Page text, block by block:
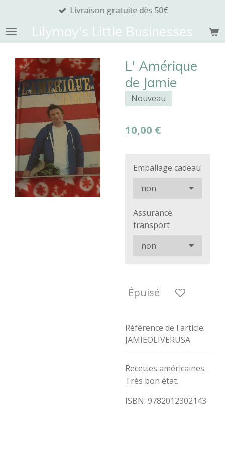
contenuLilymay's Little Businesses
Livraison gratuite dès 50€
L' Amérique
de Jamie
Nouveau
10,00 €
Emballage cadeau
Assurance
transport
Épuisé
Référence de l'article:
JAMIEOLIVERUSA
Recettes américaines.
Très bon état.
ISBN: 9782012302143